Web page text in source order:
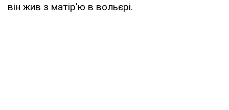
він жив з матір'ю в вольєрі.